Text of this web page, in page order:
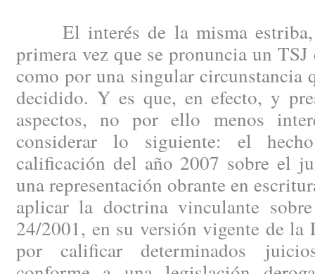
El interés de la misma estriba,
primera vez que se pronuncia un
como por una singular circunstancia
decidido. Y es que, en efecto, y
aspectos, no por ello menos
considerar lo siguiente: el
calificación del año 2007 sobre el
una representación obrante en
aplicar la doctrina vinculante
24/2001, en su versión vigente de la
por calificar determinados